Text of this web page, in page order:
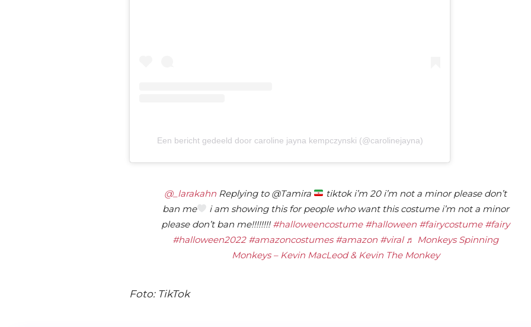
Een bericht gedeeld door caroline jayna kempczynski (@carolinejayna)
@_larakahn Replying to @Tamira
tiktok i’m 20 i’m not a minor please don’t
ban me
i am showing this for people who want this costume i’m not a minor
please don’t ban me!!!!!!!! #halloweencostume #halloween #fairycostume #fairy
#halloween2022 #amazoncostumes #amazon #viral ♬ Monkeys Spinning
Monkeys – Kevin MacLeod & Kevin The Monkey
Foto: TikTok